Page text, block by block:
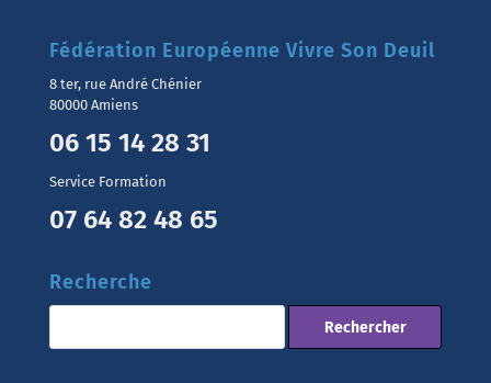
Fédération Européenne Vivre Son Deuil
8 ter, rue André Chénier
80000 Amiens
06 15 14 28 31
Service Formation
07 64 82 48 65
Recherche